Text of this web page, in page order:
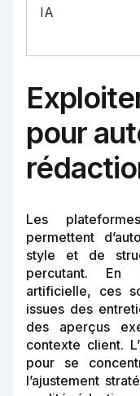
IA
pour
Les
permettent
style et de
percutant. En
artificielle, ces
issues des
des aperçus
contexte client.
pour se
l’ajustement